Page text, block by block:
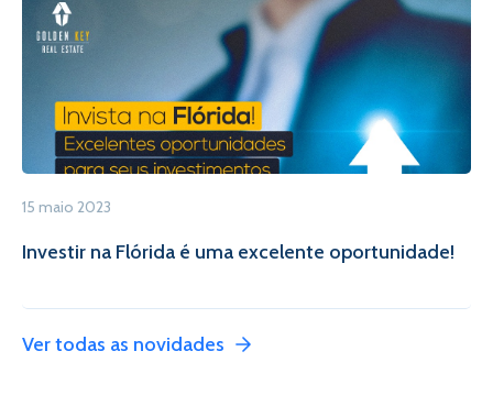
15 maio 2023
Investir na Flórida é uma excelente oportunidade!
Ver todas as novidades